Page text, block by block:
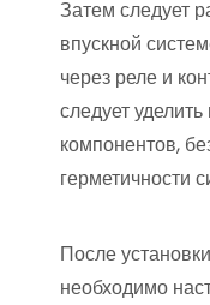
Затем следует
впускной
через реле и
следует
компонентов,
герметичности
После
необходимо